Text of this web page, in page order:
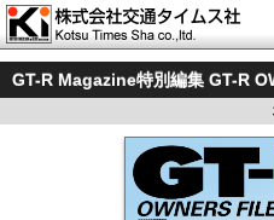
GT-R Magazine特別編集 GT-R